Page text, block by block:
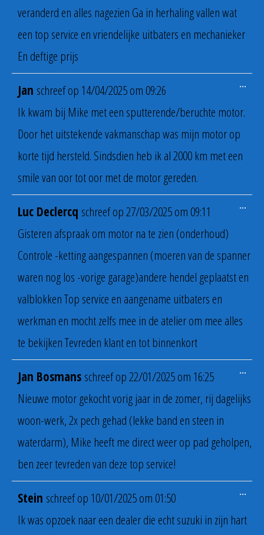
veranderd en alles nagezien Ga in herhaling vallen wat
een top service en vriendelijke uitbaters en mechanieker
En deftige prijs
Jan schreef op 14/04/2025om 09:26
Ik kwam bij Mike met een sputterende/beruchte motor.
Door het uitstekende vakmanschap was mijn motor op
korte tijd hersteld. Sindsdien heb ik al 2000 km met een
smile van oor tot oor met de motor gereden.
...
Luc Declercq schreef op27/03/2025om 09:11
Gisteren afspraak om motor na te zien (onderhoud)
Controle -ketting aangespannen (moeren van de spanner
waren nog los -vorige garage)andere hendel geplaatst en
valblokken Top service en aangename uitbaters en
werkman en mocht zelfs mee in de atelier om mee alles
te bekijken Tevreden klant en tot binnenkort
...
Jan Bosmans schreef op22/01/2025om 16:25
Nieuwe motor gekocht vorig jaar in de zomer, rij dagelijks
woon-werk, 2x pech gehad (lekke band en steen in
waterdarm), Mike heeft me direct weer op pad geholpen,
ben zeer tevreden van deze top service!
...
Stein schreef op 10/01/2025om 01:50
Ik was opzoek naar een dealer die echt suzuki in zijn hart
...